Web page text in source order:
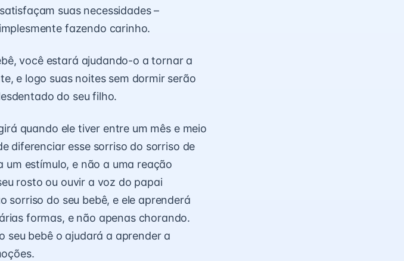
suas necessidades –
fazendo carinho.
você estará ajudando-o a tornar a
e logo suas noites sem dormir serão
do seu filho.
quando ele tiver entre um mês e meio
diferenciar esse sorriso do sorriso de
um estímulo, e não a uma reação
rosto ou ouvir a voz do papai
sorriso do seu bebê, e ele aprenderá
formas, e não apenas chorando.
seu bebê o ajudará a aprender a